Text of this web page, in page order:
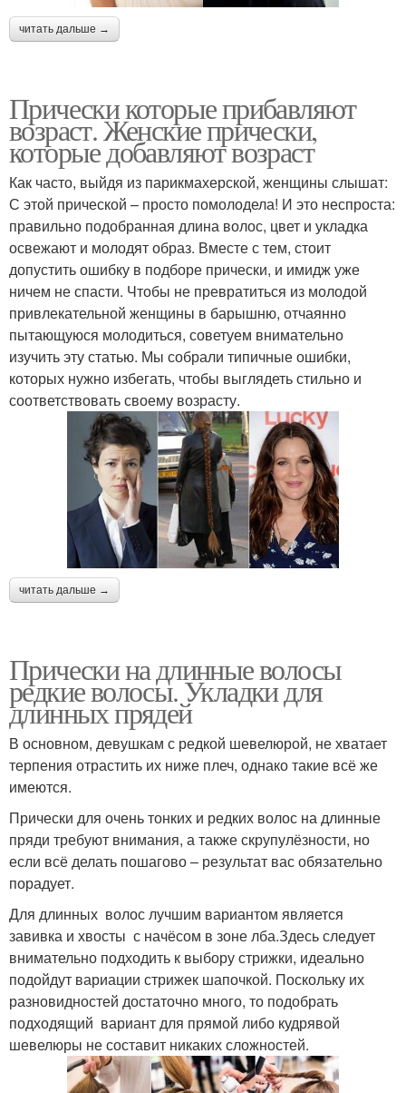
читать дальше →
Прически которые прибавляют
возраст. Женские прически,
которые добавляют возраст
Как часто, выйдя из парикмахерской, женщины слышат:
С этой прической – просто помолодела! И это неспроста:
правильно подобранная длина волос, цвет и укладка
освежают и молодят образ. Вместе с тем, стоит
допустить ошибку в подборе прически, и имидж уже
ничем не спасти. Чтобы не превратиться из молодой
привлекательной женщины в барышню, отчаянно
пытающуюся молодиться, советуем внимательно
изучить эту статью. Мы собрали типичные ошибки,
которых нужно избегать, чтобы выглядеть стильно и
соответствовать своему возрасту.
читать дальше →
Прически на длинные волосы
редкие волосы. Укладки для
длинных прядей
В основном, девушкам с редкой шевелюрой, не хватает
терпения отрастить их ниже плеч, однако такие всё же
имеются.
Прически для очень тонких и редких волос на длинные
пряди требуют внимания, а также скрупулёзности, но
если всё делать пошагово – результат вас обязательно
порадует.
Для длинных волос лучшим вариантом является
завивка и хвосты с начёсом в зоне лба.Здесь следует
внимательно подходить к выбору стрижки, идеально
подойдут вариации стрижек шапочкой. Поскольку их
разновидностей достаточно много, то подобрать
подходящий вариант для прямой либо кудрявой
шевелюры не составит никаких сложностей.